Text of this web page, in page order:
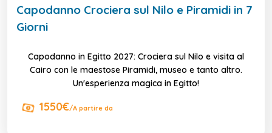
Capodanno Crociera sul Nilo e Piramidi in 7
Giorni
Capodanno in Egitto 2027: Crociera sul Nilo e visita al
Cairo con le maestose Piramidi, museo e tanto altro.
Un'esperienza magica in Egitto!
1550€/A partire da